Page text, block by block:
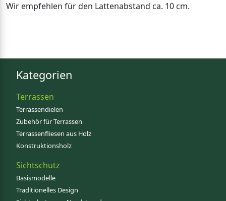
Wir empfehlen für den Lattenabstand ca. 10 cm.
Kategorien
Terrassen
Terrassendielen
Zubehör für Terrassen
Terrassenfliesen aus Holz
Konstruktionsholz
Sichtschutz
Basismodelle
Traditionelles Design